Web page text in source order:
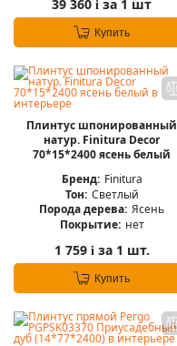
39 360 i за 1 шт
Купить
Плинтус шпонированный
натур. Finitura Decor
70*15*2400 ясень белый
Бренд: Finitura
Тон: Светлый
Порода дерева: Ясень
Покрытие: нет
1 759 iза 1 шт.
Купить